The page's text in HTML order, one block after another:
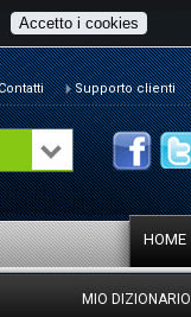
Accetto i cookies
Supporto clienti
HOME
MIO DIZIONARIO